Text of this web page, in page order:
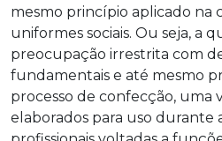
mesmo princípio aplicado na
uniformes sociais. Ou seja, a
preocupação irrestrita com
fundamentais e até mesmo
processo de confecção, uma
elaborados para uso durante